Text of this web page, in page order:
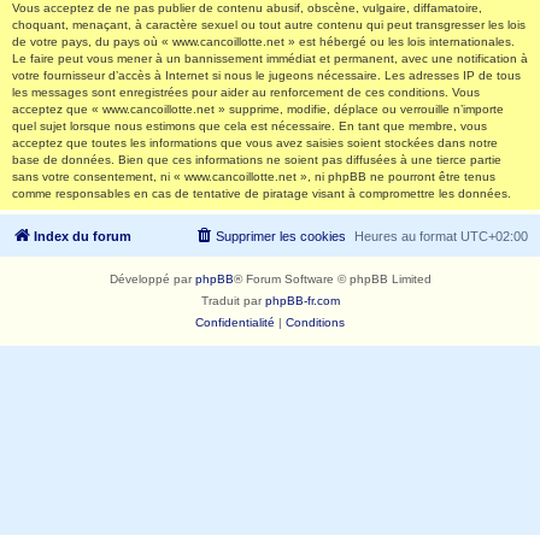
Vous acceptez de ne pas publier de contenu abusif, obscène, vulgaire, diffamatoire,
choquant, menaçant, à caractère sexuel ou tout autre contenu qui peut transgresser les lois
de votre pays, du pays où « www.cancoillotte.net » est hébergé ou les lois internationales.
Le faire peut vous mener à un bannissement immédiat et permanent, avec une notification à
votre fournisseur d’accès à Internet si nous le jugeons nécessaire. Les adresses IP de tous
les messages sont enregistrées pour aider au renforcement de ces conditions. Vous
acceptez que « www.cancoillotte.net » supprime, modifie, déplace ou verrouille n’importe
quel sujet lorsque nous estimons que cela est nécessaire. En tant que membre, vous
acceptez que toutes les informations que vous avez saisies soient stockées dans notre
base de données. Bien que ces informations ne soient pas diffusées à une tierce partie
sans votre consentement, ni « www.cancoillotte.net », ni phpBB ne pourront être tenus
comme responsables en cas de tentative de piratage visant à compromettre les données.
Index du forum Heures au format UTC+02:00
Supprimer les cookies
Développé parphpBB® Forum Software © phpBB Limited
Traduit parphpBB-fr.com
Confidentialité | Conditions